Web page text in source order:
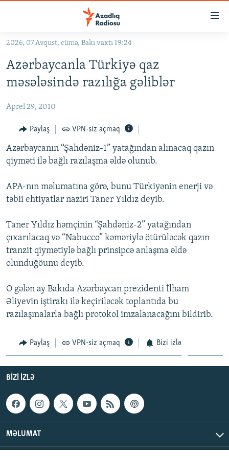
Əsas
qayıt
Əsas
qayıt
#ƏSLINDƏ
FƏRQƏ BAX
QANUNI DOĞRU
ARAŞDIRMA
MULTIMEDIA
VIDEO
FOTOQALEREYA
İNFOQRAFIKA
KARIKATURA
RADIO ARXIV
OXU ZALI
AZƏRBAYCAN ƏDƏBIYYATI KITABXANASI
İSLAM VƏ DEMOKRATIYA
HAQQIMIZDA
MISSIYAMIZ
PEŞƏ ETIKASI VƏ JURNALISTIKA STANDARTLARIMIZ
AZADLIQRADIOSU MOBIL TELEFONUNUZDA
BIZIMLƏ ƏLAQƏ
BIZI IZLƏ
RFE/RL-in bütün saytları
2026, 07 Avqust, cümə, Bakı vaxtı 19:24
Azərbaycanla Türkiyə qaz
məsələsində razılığa gəliblər
Aprel 29, 2010
Paylaş VPN-siz açmaq
Azərbaycanın “Şahdəniz-1” yatağından alınacaq qazın
qiyməti ilə bağlı razılaşma əldə olunub.
APA-nın məlumatına görə, bunu Türkiyənin enerji və
təbii ehtiyatlar naziri Taner Yıldız deyib.
Taner Yıldız həmçinin “Şahdəniz-2” yatağından
çıxarılacaq və “Nabucco” kəməriylə ötürüləcək qazın
tranzit qiymətiylə bağlı prinsipcə anlaşma əldə
olunduğöunu deyib.
O gələn ay Bakıda Azərbaycan prezidenti İlham
Əliyevin iştirakı ilə keçiriləcək toplantıda bu
razılaşmalarla bağlı protokol imzalanacağını bildirib.
Paylaş VPN-siz açmaq Bizi izlə
BIZI IZLƏ
MƏLUMAT